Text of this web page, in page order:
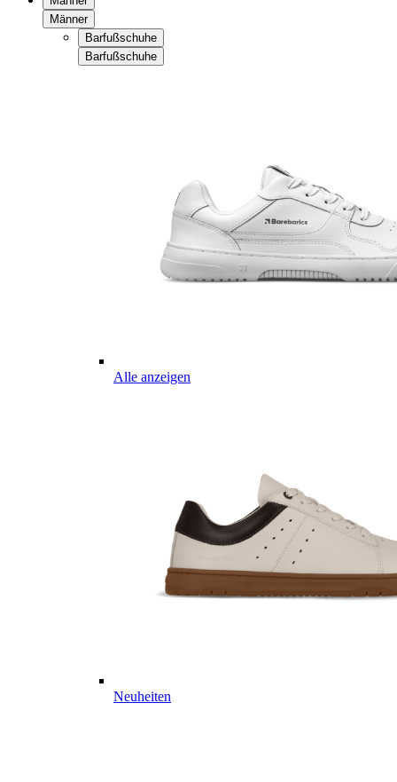
Männer
Barfußschuhe
Barfußschuhe
Alle anzeigen
Neuheiten